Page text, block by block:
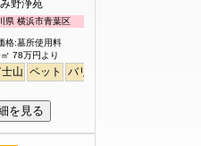
野浄苑
県 横浜市青葉区
格:墓所使用料
78万円より
山 ペット バリアフリー
を見る